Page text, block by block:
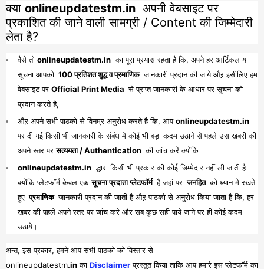
क्या onlineupdatestm.in अपनी वेबसाइट पर
प्रकाशित की जाने वाली सामग्री / Content की जिम्मेदारी
लेता है?
वैसे तो onlineupdatestm.in का पूरा प्रयास रहता है कि, अपने हर आर्टिकल या
सूचना आपको 100 प्रतिशत शुद्ध व प्रमाणिक जानकारी प्रदान की जाये औऱ इसीलिए हम
वेबसाइट पर Official Print Media से प्राप्त जानकारी के आधार पर सूचना को
प्रदान करते है,
औऱ अपने सभी पाठको से विनम्र अनुरोध करते है कि, आपonlineupdatestm.in
पर दी गई किसी भी जानकारी के संबंध मे कोई भी बड़ा कदम उठाने से पहले उस खबरी की
अपने स्तर परसत्ययता / Authentication की जांच करें क्योंकि
onlineupdatestm.in द्धारा किसी भी प्रकार की कोई जिम्मेदार नहीं ली जाती है
क्योंकि प्लेटफॉर्म केवल एकसूचना प्रदाता प्लेटफॉर्म है जहां पर जनहित को ध्यान मे रखते
हुए प्रमाणिक जानकारी प्रदान की जाती है औऱ पाठको से अनुरोध किया जाता है कि, हर
खबर की पहले अपने स्तर पर जांच करे औऱ सब कुछ सही पाये जाने पर ही कोई कदम
उठाये।
अन्त, इस प्रकार, हमने आप सभी पाठको को विस्तार से
onlineupdatestm.inका Disclaimerप्रस्तुत किया ताकि आप हमारे इस प्लेटफॉर्म का